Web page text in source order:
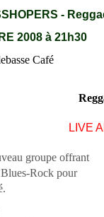
-
2008 à 21h30
Café
LIVE
groupe offrant
Rock pour